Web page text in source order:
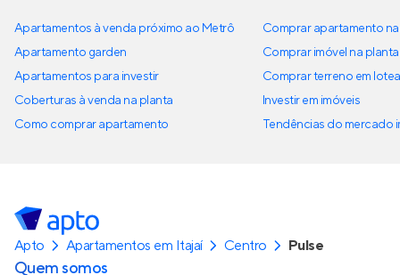
Apartamentos à venda próximo ao Metrô
Apartamento garden
Apartamentos para investir
Coberturas à venda na planta
Como comprar apartamento
Comprar apartamento
Comprar imóvel na planta
Comprar terreno em
Investir em imóveis
Tendências do mercado
Apto Apartamentos em Itajaí Centro Pulse
Quem somos